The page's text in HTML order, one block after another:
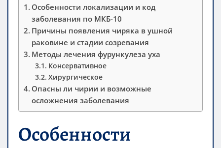
Особенности локализации и код
заболевания по МКБ-10
Причины появления чиряка в ушной
раковине и стадии созревания
Методы лечения фурункулеза уха
Консервативное
Хирургическое
Опасны ли чирии и возможные
осложнения заболевания
Особенности